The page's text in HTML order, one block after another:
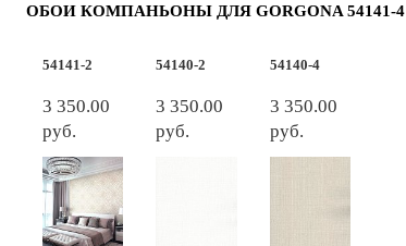
ОБОИ КОМПАНЬОНЫ ДЛЯ GORGONA 54141-4
54141-2
3 350.00
руб.
54140-2
3 350.00
руб.
54140-4
3 350.00
руб.